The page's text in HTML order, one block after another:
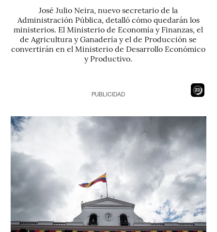
José Julio Neira, nuevo secretario de la
Administración Pública, detalló cómo quedarán los
ministerios. El Ministerio de Economía y Finanzas, el
de Agricultura y Ganadería y el de Producción se
convertirán en el Ministerio de Desarrollo Económico
y Productivo.
21
PUBLICIDAD